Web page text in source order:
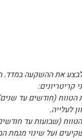
את ההשקעה במדד.
קריטריונים:
(חודשים עד
לעלייה.
(שבועות עד
ועל שינוי מגמת